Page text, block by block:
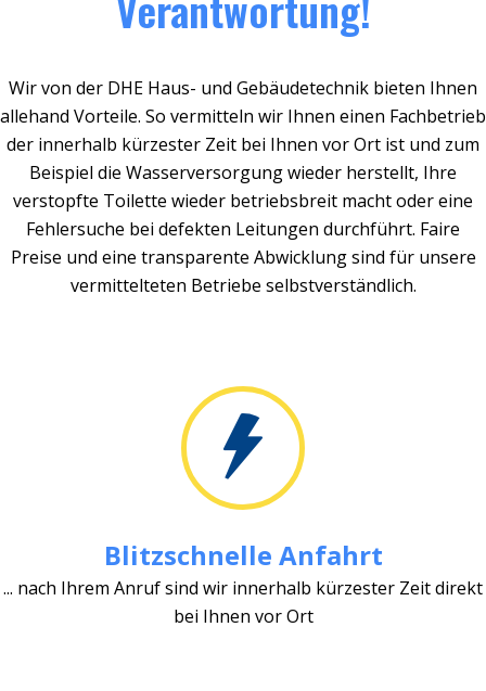
Wir von der DHE Haus- und Gebäudetechnik bieten Ihnen
allehand Vorteile. So vermitteln wir Ihnen einen Fachbetrieb
der innerhalb kürzester Zeit bei Ihnen vor Ort ist und zum
Beispiel die Wasserversorgung wieder herstellt, Ihre
verstopfte Toilette wieder betriebsbreit macht oder eine
Fehlersuche bei defekten Leitungen durchführt. Faire
Preise und eine transparente Abwicklung sind für unsere
vermittelteten Betriebe selbstverständlich.
Blitzschnelle Anfahrt
... nach Ihrem Anruf sind wir innerhalb kürzester Zeit direkt
bei Ihnen vor Ort